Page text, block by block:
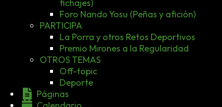
fichajes)
Foro Nando Yosu (Peñas y afición)
PARTICIPA
La Porra y otros Retos Deportivos
Premio Mirones a la Regularidad
OTROS TEMAS
Off-topic
Deporte
Páginas